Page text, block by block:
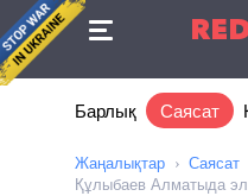
Келісімі
Барлық Саясат
Жаңалықтар
Саясат
Құлыбаев Алматыда